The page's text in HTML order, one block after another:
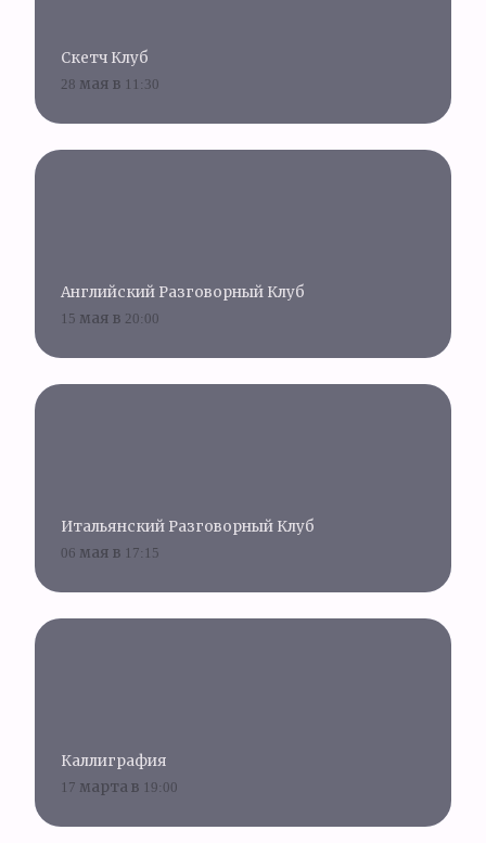
Скетч Клуб
28 мая в 11:30
Английский Разговорный Клуб
15 мая в 20:00
Итальянский Разговорный Клуб
06 мая в 17:15
Каллиграфия
17 марта в 19:00